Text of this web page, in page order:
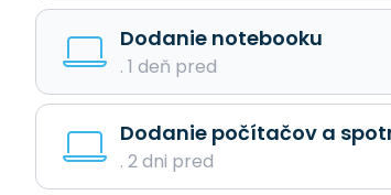
Dodanie notebooku
. 1 deň pred
Dodanie počítačov a
. 2 dni pred